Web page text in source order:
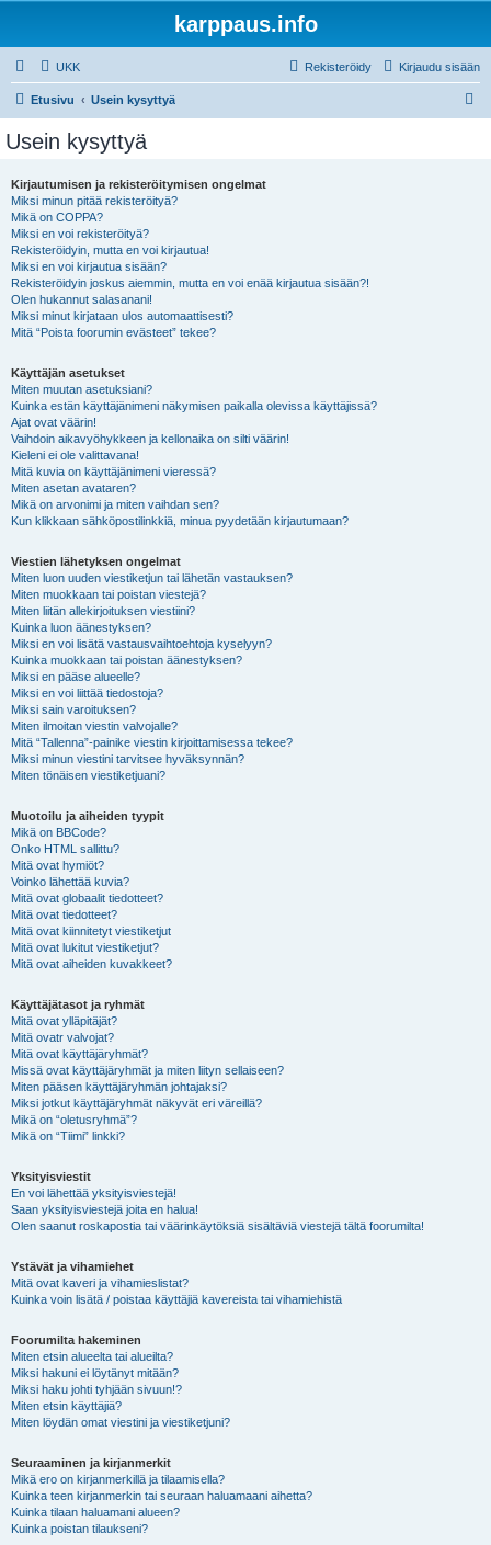
karppaus.info
UKK Kirjaudu sisään
Rekisteröidy
Etusivu Usein kysyttyä
Usein kysyttyä
Kirjautumisen ja rekisteröitymisen ongelmat
Miksi minun pitää rekisteröityä?
Mikä on COPPA?
Miksi en voi rekisteröityä?
Rekisteröidyin, mutta en voi kirjautua!
Miksi en voi kirjautua sisään?
Rekisteröidyin joskus aiemmin, mutta en voi enää kirjautua sisään?!
Olen hukannut salasanani!
Miksi minut kirjataan ulos automaattisesti?
Mitä “Poista foorumin evästeet” tekee?
Käyttäjän asetukset
Miten muutan asetuksiani?
Kuinka estän käyttäjänimeni näkymisen paikalla olevissa käyttäjissä?
Ajat ovat väärin!
Vaihdoin aikavyöhykkeen ja kellonaika on silti väärin!
Kieleni ei ole valittavana!
Mitä kuvia on käyttäjänimeni vieressä?
Miten asetan avataren?
Mikä on arvonimi ja miten vaihdan sen?
Kun klikkaan sähköpostilinkkiä, minua pyydetään kirjautumaan?
Viestien lähetyksen ongelmat
Miten luon uuden viestiketjun tai lähetän vastauksen?
Miten muokkaan tai poistan viestejä?
Miten liitän allekirjoituksen viestiini?
Kuinka luon äänestyksen?
Miksi en voi lisätä vastausvaihtoehtoja kyselyyn?
Kuinka muokkaan tai poistan äänestyksen?
Miksi en pääse alueelle?
Miksi en voi liittää tiedostoja?
Miksi sain varoituksen?
Miten ilmoitan viestin valvojalle?
Mitä “Tallenna”-painike viestin kirjoittamisessa tekee?
Miksi minun viestini tarvitsee hyväksynnän?
Miten tönäisen viestiketjuani?
Muotoilu ja aiheiden tyypit
Mikä on BBCode?
Onko HTML sallittu?
Mitä ovat hymiöt?
Voinko lähettää kuvia?
Mitä ovat globaalit tiedotteet?
Mitä ovat tiedotteet?
Mitä ovat kiinnitetyt viestiketjut
Mitä ovat lukitut viestiketjut?
Mitä ovat aiheiden kuvakkeet?
Käyttäjätasot ja ryhmät
Mitä ovat ylläpitäjät?
Mitä ovatr valvojat?
Mitä ovat käyttäjäryhmät?
Missä ovat käyttäjäryhmät ja miten liityn sellaiseen?
Miten pääsen käyttäjäryhmän johtajaksi?
Miksi jotkut käyttäjäryhmät näkyvät eri väreillä?
Mikä on “oletusryhmä”?
Mikä on “Tiimi” linkki?
Yksityisviestit
En voi lähettää yksityisviestejä!
Saan yksityisviestejä joita en halua!
Olen saanut roskapostia tai väärinkäytöksiä sisältäviä viestejä tältä foorumilta!
Ystävät ja vihamiehet
Mitä ovat kaveri ja vihamieslistat?
Kuinka voin lisätä / poistaa käyttäjiä kavereista tai vihamiehistä
Foorumilta hakeminen
Miten etsin alueelta tai alueilta?
Miksi hakuni ei löytänyt mitään?
Miksi haku johti tyhjään sivuun!?
Miten etsin käyttäjiä?
Miten löydän omat viestini ja viestiketjuni?
Seuraaminen ja kirjanmerkit
Mikä ero on kirjanmerkillä ja tilaamisella?
Kuinka teen kirjanmerkin tai seuraan haluamaani aihetta?
Kuinka tilaan haluamani alueen?
Kuinka poistan tilaukseni?